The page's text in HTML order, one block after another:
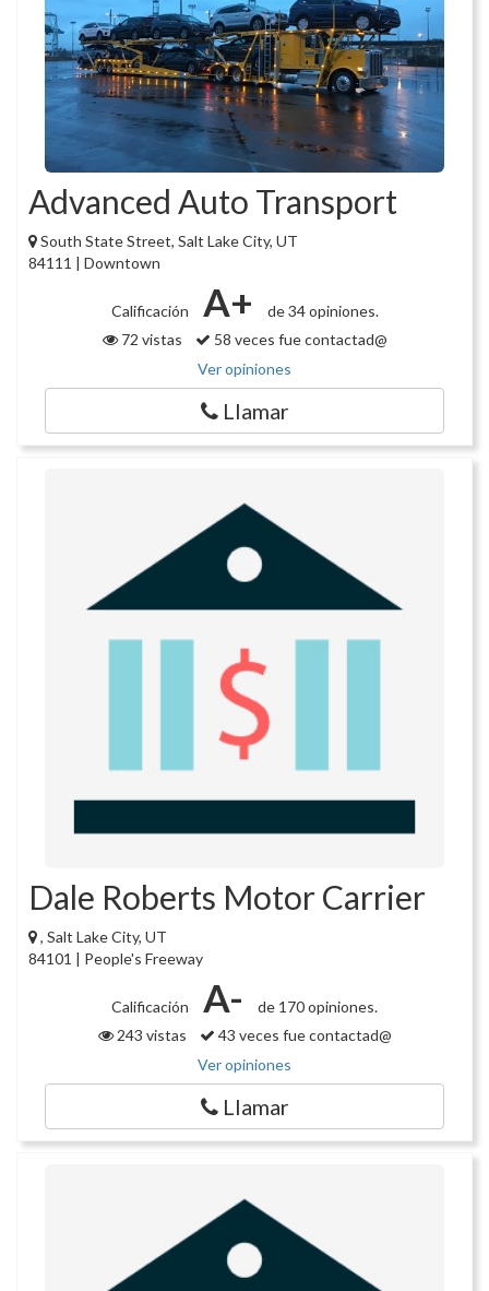
Advanced Auto Transport
South State Street, Salt Lake City, UT
84111 | Downtown
Calificación A+
de 34 opiniones.
72 vistas
58 veces fue contactad@
Ver opiniones
Llamar
Dale Roberts Motor Carrier
, Salt Lake City, UT
84101 | People's Freeway
Calificación A-
de 170 opiniones.
243 vistas
43 veces fue contactad@
Ver opiniones
Llamar